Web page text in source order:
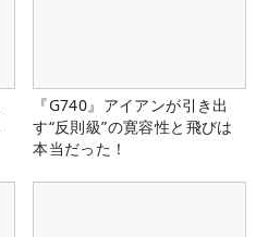
『G740』アイアンが引き出
す“反則級”の寛容性と飛びは
本当だった！